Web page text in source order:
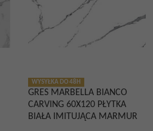
WYSYŁKA DO 48H
GRES MARBELLA BIANCO
CARVING 60X120 PŁYTKA
BIAŁA IMITUJĄCA MARMUR